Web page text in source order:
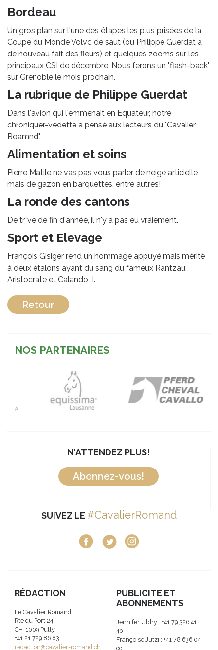
Bordeau
Un gros plan sur l'une des étapes les plus prisées de la
Coupe du Monde Volvo de saut (où Philippe Guerdat a
de nouveau fait des fleurs) et quelques zooms sur les
principaux CSI de décembre, Nous ferons un "flash-back"
sur Grenoble le mois prochain.
La rubrique de Philippe Guerdat
Dans l'avion qui l'emmenait en Equateur, notre
chroniquer-vedette a pensé aux lecteurs du "Cavalier
Roamnd".
Alimentation et soins
Pierre Matile ne vas pas vous parler de neige articielle
mais de gazon en barquettes, entre autres!
La ronde des cantons
De tr¨ve de fin d'année, il n'y a pas eu vraiement.
Sport et Elevage
François Gisiger rend un hommage appuyé mais mérité
à deux étalons ayant du sang du fameux Rantzau,
Aristocrate et Calando II.
Retour
NOS PARTENAIRES
N'ATTENDEZ PLUS!
Abonnez-vous!
SUIVEZ LE #CavalierRomand
RÉDACTION
Le Cavalier Romand
Rte du Port 24
CH-1009 Pully
+41 21 729 86 83
redaction@cavalier-romand.ch
PUBLICITE ET
ABONNEMENTS
Jennifer Uldry : +41 79 326 41
40
Françoise Jutzi : +41 78 636 04
99